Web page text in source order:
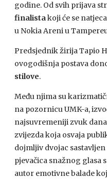
godine. Od svih prijava
finalistakoji će se
u Nokia Areni u
Predsjednik žirija Tapio
ovogodišnja postava
stilove.
Među njima su
na pozornicu UMK-a,
najsuvremeniji zvuk
zvijezda koja osvaja
dojmljiv dvojac
pjevačica snažnog glasa
autor emotivne balade